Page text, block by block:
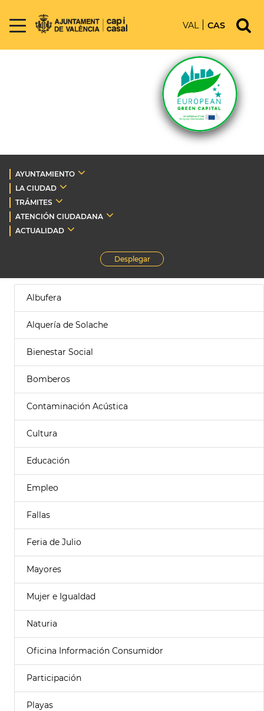
VAL CAS
AYUNTAMIENTO
LA CIUDAD
TRÁMITES
ATENCIÓN CIUDADANA
ACTUALIDAD
Desplegar
Albufera
Alquería de Solache
Bienestar Social
Bomberos
Contaminación Acústica
Cultura
Educación
Empleo
Fallas
Feria de Julio
Mayores
Mujer e Igualdad
Naturia
Oficina Información Consumidor
Participación
Playas